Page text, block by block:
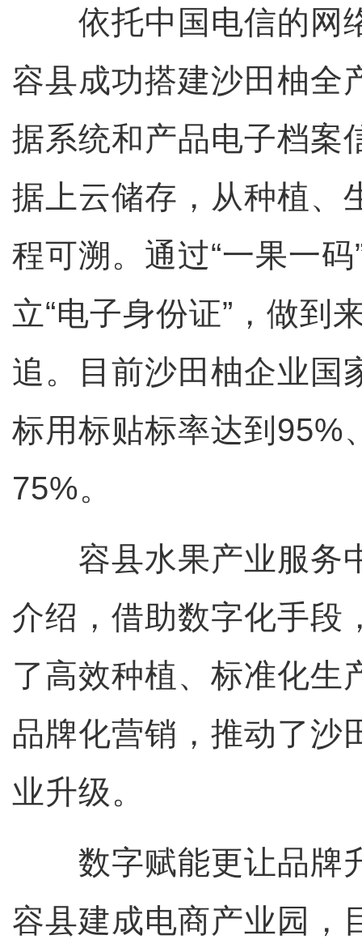
依托中国电信的网
容县成功搭建沙田柚全
据系统和产品电子档案
据上云储存，从种植、
程可溯。通过“一果一
立“电子身份证”，做到
追。目前沙田柚企业国
标用标贴标率达到95%
75%。
容县水果产业服务
介绍，借助数字化手段
了高效种植、标准化生
品牌化营销，推动了沙
业升级。
数字赋能更让品牌升
容县建成电商产业园，